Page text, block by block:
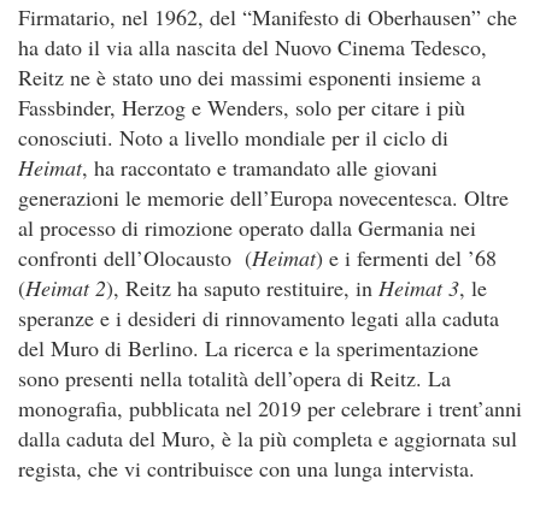
Firmatario, nel 1962, del “Manifesto di Oberhausen” che
ha dato il via alla nascita del Nuovo Cinema Tedesco,
Reitz ne è stato uno dei massimi esponenti insieme a
Fassbinder, Herzog e Wenders, solo per citare i più
conosciuti. Noto a livello mondiale per il ciclo di
Heimat, ha raccontato e tramandato alle giovani
generazioni le memorie dell’Europa novecentesca. Oltre
al processo di rimozione operato dalla Germania nei
confronti dell’Olocausto (Heimat) e i fermenti del ’68
(Heimat 2), Reitz ha saputo restituire, in Heimat 3, le
speranze e i desideri di rinnovamento legati alla caduta
del Muro di Berlino. La ricerca e la sperimentazione
sono presenti nella totalità dell’opera di Reitz. La
monografia, pubblicata nel 2019 per celebrare i trent’anni
dalla caduta del Muro, è la più completa e aggiornata sul
regista, che vi contribuisce con una lunga intervista.